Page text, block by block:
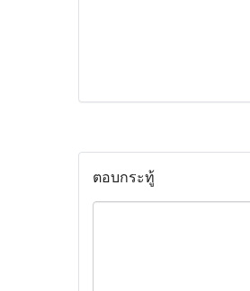
ตอบกระทู้